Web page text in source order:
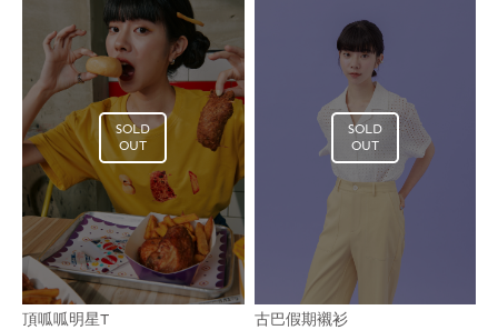
SOLD
OUT
頂呱呱明星T
SOLD
OUT
古巴假期襯衫